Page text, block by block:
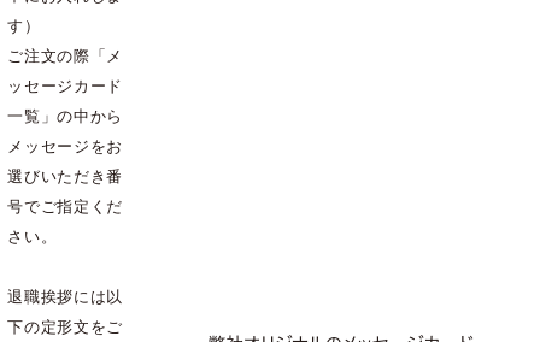
す）
ご注文の際「メ
ッセージカード
一覧」の中から
メッセージをお
選びいただき番
号でご指定くだ
さい。
退職挨拶には以
下の定形文をご